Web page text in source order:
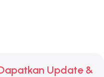
Update &